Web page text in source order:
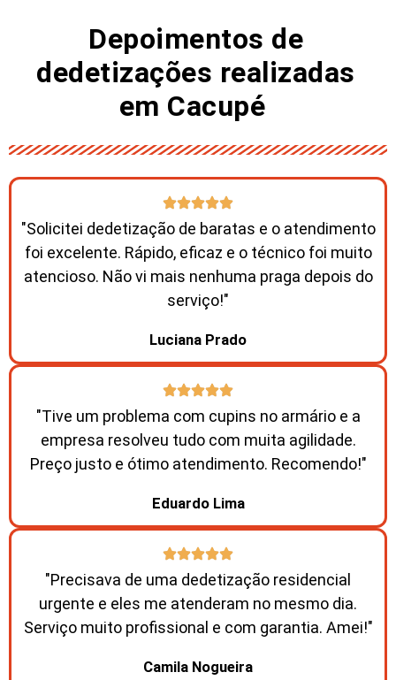
Depoimentos de
dedetizações realizadas
em Cacupé ​
"Solicitei dedetização de baratas e o atendimento
foi excelente. Rápido, eficaz e o técnico foi muito
atencioso. Não vi mais nenhuma praga depois do
serviço!"
Luciana Prado
"Tive um problema com cupins no armário e a
empresa resolveu tudo com muita agilidade.
Preço justo e ótimo atendimento. Recomendo!"
Eduardo Lima
"Precisava de uma dedetização residencial
urgente e eles me atenderam no mesmo dia.
Serviço muito profissional e com garantia. Amei!"
Camila Nogueira